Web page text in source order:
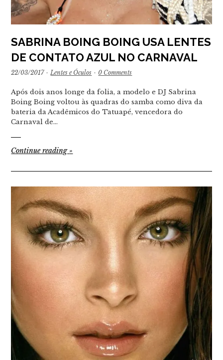
SABRINA BOING BOING USA LENTES
DE CONTATO AZUL NO CARNAVAL
22/03/2017 · Lentes e Óculos · 0 Comments
Após dois anos longe da folia, a modelo e DJ Sabrina
Boing Boing voltou às quadras do samba como diva da
bateria da Acadêmicos do Tatuapé, vencedora do
Carnaval de…
Continue reading»